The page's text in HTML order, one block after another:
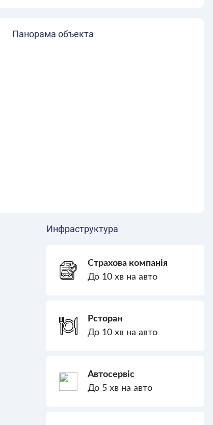
Панорама объекта
Инфраструктура
Страхова компанія
До 10 хв на авто
Рсторан
До 10 хв на авто
Автосервіс
До 5 хв на авто